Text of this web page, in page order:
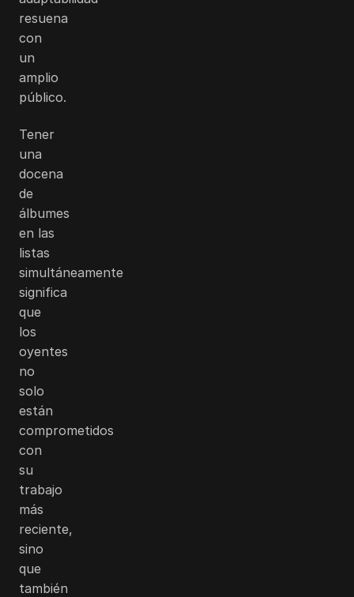
resuena
con
un
amplio
público.
Tener
una
docena
de
álbumes
en las
listas
simultáneamente
significa
que
los
oyentes
no
solo
están
comprometidos
con
su
trabajo
más
reciente,
sino
que
también